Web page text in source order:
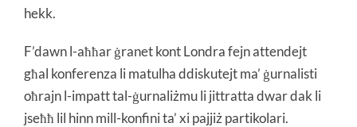
hekk.
F’dawn l-aħħar ġranet kont Londra fejn attendejt
għal konferenza li matulha ddiskutejt ma’ ġurnalisti
oħrajn l-impatt tal-ġurnaliżmu li jittratta dwar dak li
jseħħ lil hinn mill-konfini ta’ xi pajjiż partikolari.